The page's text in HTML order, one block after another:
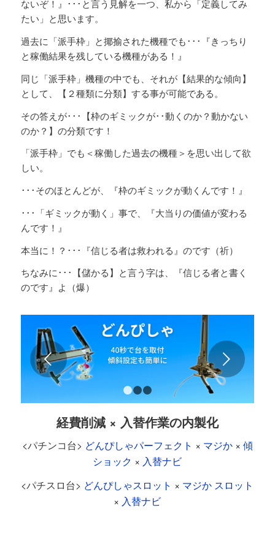
ないぞ！』･･･と言う見解を一つ、私から「定義してみ
たい」と思います。
過去に「派手枠」と揶揄された機種でも･･･『きっちり
と稼働結果を残している機種がある！』
同じ「派手枠」機種の中でも、それが【結果的な傾向】
として、【２種類に分類】する事が可能である。
その答えが･･･【枠のギミックが･･動くのか？動かない
のか？】の分類です！
「派手枠」でも＜稼働した過去の機種＞を思い出して欲
しい。
･･･そのほとんどが、『枠のギミックが動くんです！』
･･･「ギミックが動く」事で、『大当りの価値が変わる
んです！』
本当に！？･･･『信じる者は救われる』のです（祈）
ちなみに･･･【儲かる】と言う字は、『信じる者と書く
のです』よ（爆）
後
3
経費削減 × 入替作業の内製化
<パチンコ台> どんぴしゃパーフェクト × マジか× 傾
ショック × 入替ナビ
<パチスロ台> どんぴしゃスロット × マジか スロット
× 入替ナビ